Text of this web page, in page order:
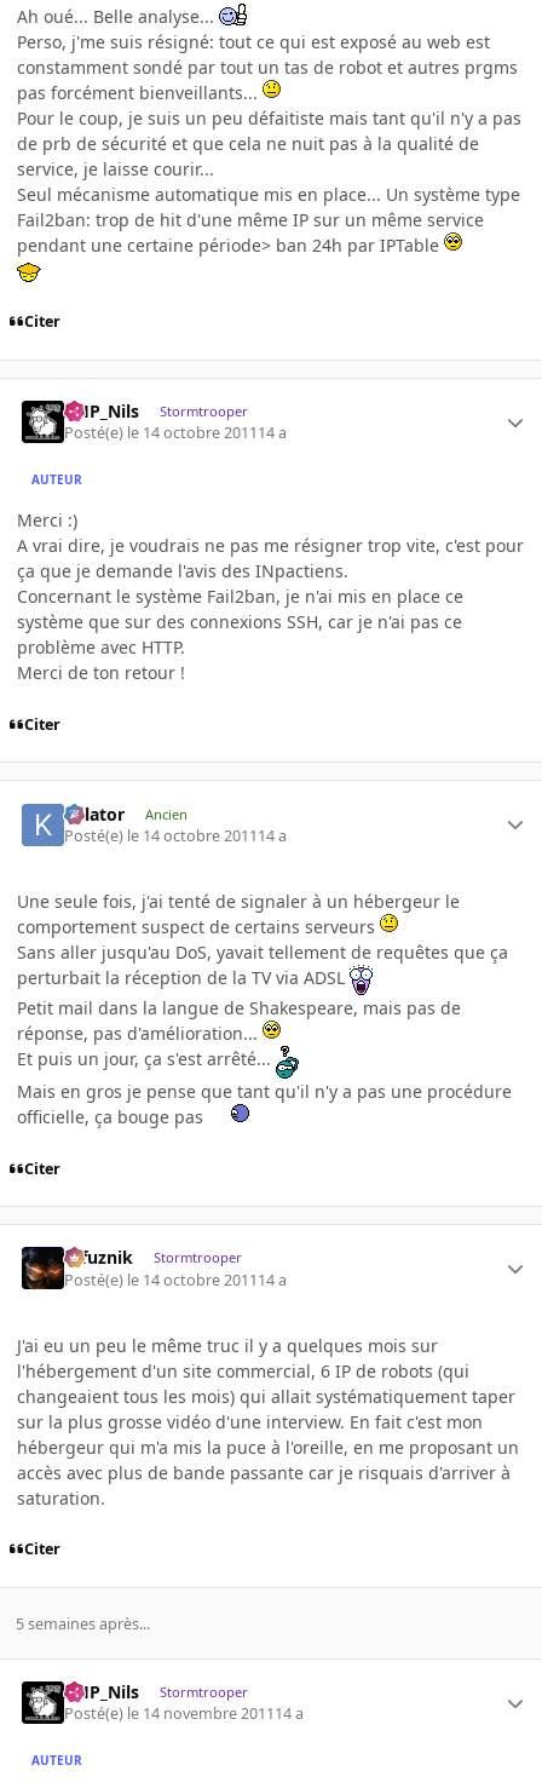
Ah oué... Belle analyse...
Perso, j'me suis résigné: tout ce qui est exposé au web est
constamment sondé par tout un tas de robot et autres prgms
pas forcément bienveillants...
Pour le coup, je suis un peu défaitiste mais tant qu'il n'y a pas
de prb de sécurité et que cela ne nuit pas à la qualité de
service, je laisse courir...
Seul mécanisme automatique mis en place... Un système type
Fail2ban: trop de hit d'une même IP sur un même service
pendant une certaine période> ban 24h par IPTable
Citer
AHP_Nils Stormtrooper
Posté(e) le 14 octobre 201114 a
AUTEUR
Merci :)
A vrai dire, je voudrais ne pas me résigner trop vite, c'est pour
ça que je demande l'avis des INpactiens.
Concernant le système Fail2ban, je n'ai mis en place ce
système que sur des connexions SSH, car je n'ai pas ce
problème avec HTTP.
Merci de ton retour !
Citer
Killator Ancien
Posté(e) le 14 octobre 201114 a
Une seule fois, j'ai tenté de signaler à un hébergeur le
comportement suspect de certains serveurs
Sans aller jusqu'au DoS, yavait tellement de requêtes que ça
perturbait la réception de la TV via ADSL
Petit mail dans la langue de Shakespeare, mais pas de
réponse, pas d'amélioration...
Et puis un jour, ça s'est arrêté...
Mais en gros je pense que tant qu'il n'y a pas une procédure
officielle, ça bouge pas
Citer
refuznik Stormtrooper
Posté(e) le 14 octobre 201114 a
J'ai eu un peu le même truc il y a quelques mois sur
l'hébergement d'un site commercial, 6 IP de robots (qui
changeaient tous les mois) qui allait systématiquement taper
sur la plus grosse vidéo d'une interview. En fait c'est mon
hébergeur qui m'a mis la puce à l'oreille, en me proposant un
accès avec plus de bande passante car je risquais d'arriver à
saturation.
Citer
5 semaines après...
AHP_Nils Stormtrooper
Posté(e) le 14 novembre 201114 a
AUTEUR